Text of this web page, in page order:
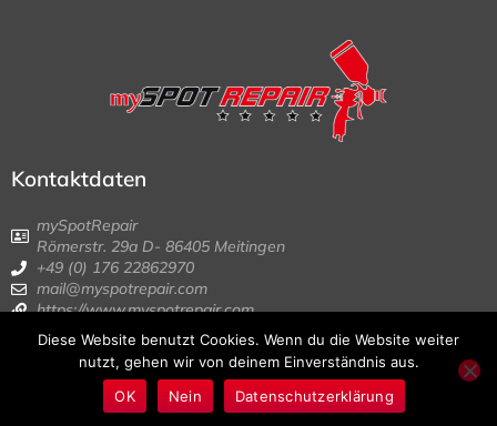
Kontaktdaten
mySpotRepair
Römerstr. 29a D- 86405 Meitingen
+49 (0) 176 22862970
mail@myspotrepair.com
https://www.myspotrepair.com
© 1999 – 2022 | myspotrepair | All Rights
Reserved | Impressum | Datenschutz | AGB
Diese Website benutzt Cookies. Wenn du die Website weiter
nutzt, gehen wir von deinem Einverständnis aus.
OK
Nein Datenschutzerklärung